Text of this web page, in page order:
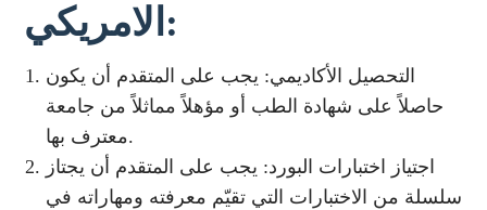
الامريكي:
التحصيل الأكاديمي: يجب على المتقدم أن يكون
حاصلاً على شهادة الطب أو مؤهلاً مماثلاً من جامعة
معترف بها.
اجتياز اختبارات البورد: يجب على المتقدم أن يجتاز
سلسلة من الاختبارات التي تقيّم معرفته ومهاراته في